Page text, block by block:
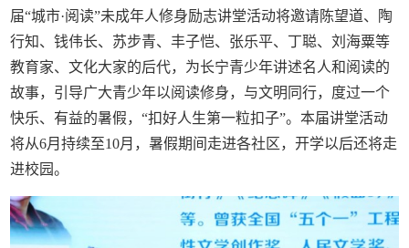
届“城市·阅读”未成年人修身励志讲堂活动将邀请陈望道、陶
行知、钱伟长、苏步青、丰子恺、张乐平、丁聪、刘海粟等
教育家、文化大家的后代，为长宁青少年讲述名人和阅读的
故事，引导广大青少年以阅读修身，与文明同行，度过一个
快乐、有益的暑假，“扣好人生第一粒扣子”。本届讲堂活动
将从6月持续至10月，暑假期间走进各社区，开学以后还将走
进校园。